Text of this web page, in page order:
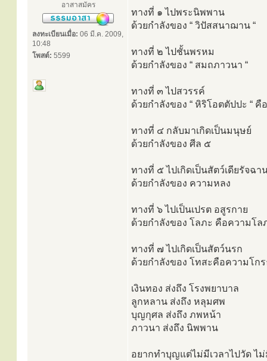
อาสาสมัคร
ลงทะเบียนเมื่อ: 06 มี.ค. 2009,
10:48
โพสต์: 5599
ทางที่ ๑ ไปพระนิพพาน
ด้วยกำลังของ “ วิปัสสนาฌาน “
ทางที่ ๒ ไปชั้นพรหม
ด้วยกำลังของ “ สมถภาวนา “
ทางที่ ๓ ไปสวรรค์
ด้วยกำลังของ “ หิริโอตตัปปะ “ คื
ทางที่ ๔ กลับมาเกิดเป็นมนุษย์
ด้วยกำลังของ ศีล ๕
ทางที่ ๕ ไปเกิดเป็นสัตว์เดียรัจฉา
ด้วยกำลังของ ความหลง
ทางที่ ๖ ไปเป็นเปรต อสูรกาย
ด้วยกำลังของ โลภะ คือความโล
ทางที่ ๗ ไปเกิดเป็นสัตว์นรก
ด้วยกำลังของ โทสะคือความโก
เงินทอง ส่งถึง โรงพยาบาล
ลูกหลาน ส่งถึง หลุมศพ
บุญกุศล ส่งถึง ภพหน้า
ภาวนา ส่งถึง นิพพาน
อยากทำบุญแต่ไม่มีเวลาไปวัด ไ